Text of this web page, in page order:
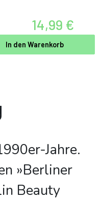
14,99 €
In den Warenkorb
Jahre.
»Berliner
Beauty